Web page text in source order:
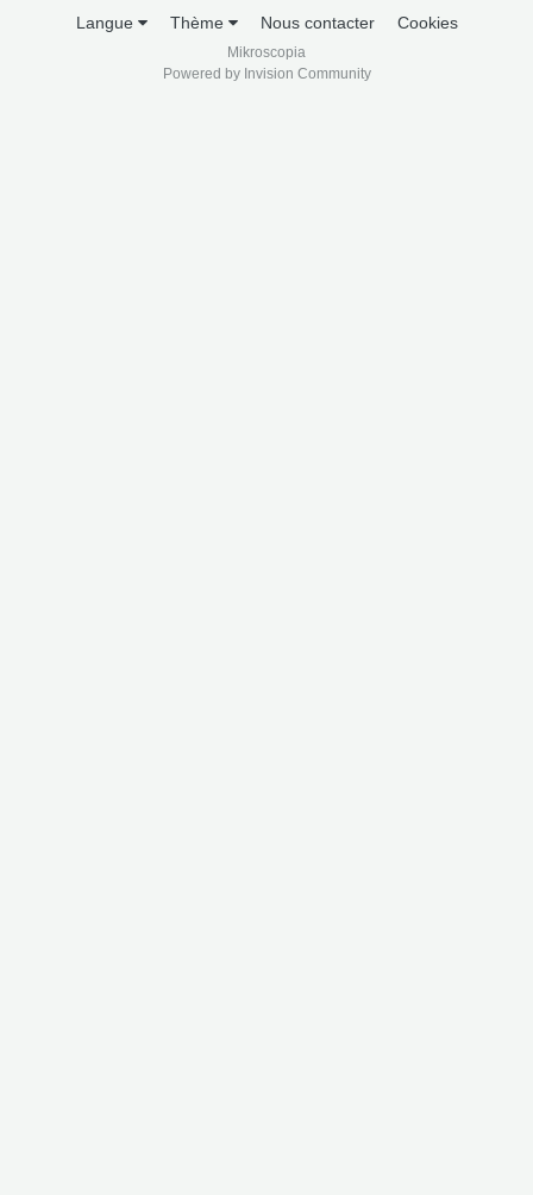
Langue Thème Nous contacter Cookies
Mikroscopia
Powered by Invision Community